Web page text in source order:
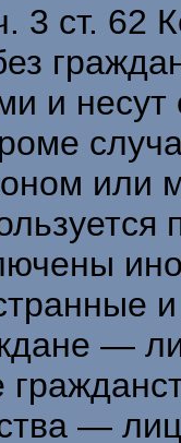
3 ст.
и несут
или
—
—